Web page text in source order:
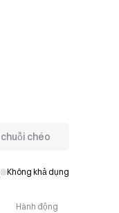
Không khả dụng
Hành động